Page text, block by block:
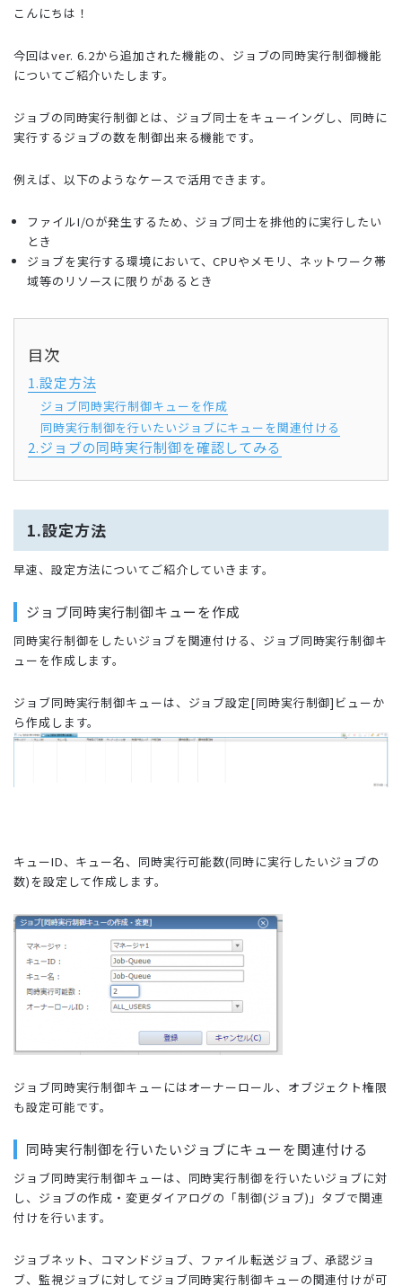
こんにちは！
今回はver. 6.2から追加された機能の、ジョブの同時実行制御機能
についてご紹介いたします。
ジョブの同時実行制御とは、ジョブ同士をキューイングし、同時に
実行するジョブの数を制御出来る機能です。
例えば、以下のようなケースで活用できます。
ファイルI/Oが発生するため、ジョブ同士を排他的に実行したい
とき
ジョブを実行する環境において、CPUやメモリ、ネットワーク帯
域等のリソースに限りがあるとき
目次
1.設定方法
ジョブ同時実行制御キューを作成
同時実行制御を行いたいジョブにキューを関連付ける
2.ジョブの同時実行制御を確認してみる
1.設定方法
早速、設定方法についてご紹介していきます。
ジョブ同時実行制御キューを作成
同時実行制御をしたいジョブを関連付ける、ジョブ同時実行制御キ
ューを作成します。
ジョブ同時実行制御キューは、ジョブ設定[同時実行制御]ビューか
ら作成します。
キューID、キュー名、同時実行可能数(同時に実行したいジョブの
数)を設定して作成します。
ジョブ同時実行制御キューにはオーナーロール、オブジェクト権限
も設定可能です。
同時実行制御を行いたいジョブにキューを関連付ける
ジョブ同時実行制御キューは、同時実行制御を行いたいジョブに対
し、ジョブの作成・変更ダイアログの「制御(ジョブ)」タブで関連
付けを行います。
ジョブネット、コマンドジョブ、ファイル転送ジョブ、承認ジョ
ブ、監視ジョブに対してジョブ同時実行制御キューの関連付けが可